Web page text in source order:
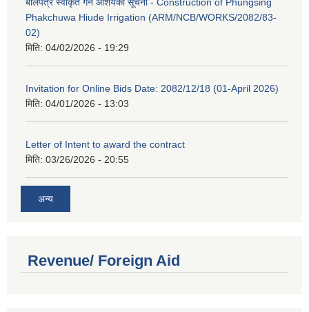
बोलपत्र स्वीकृत गर्ने आशयको सूचना - Construction of Phungsing
Phakchuwa Hiude Irrigation (ARM/NCB/WORKS/2082/83-
02)
मिति: 04/02/2026 - 19:29
Invitation for Online Bids Date: 2082/12/18 (01-April 2026)
मिति: 04/01/2026 - 13:03
Letter of Intent to award the contract
मिति: 03/26/2026 - 20:55
अन्य
Revenue/ Foreign Aid